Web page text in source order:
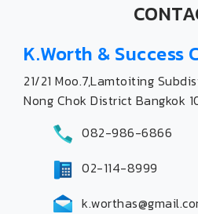
K.Worth & Success
21/21 Moo.7,Lamtoiting
Nong Chok District Bangkok
082-986-6866
02-114-8999